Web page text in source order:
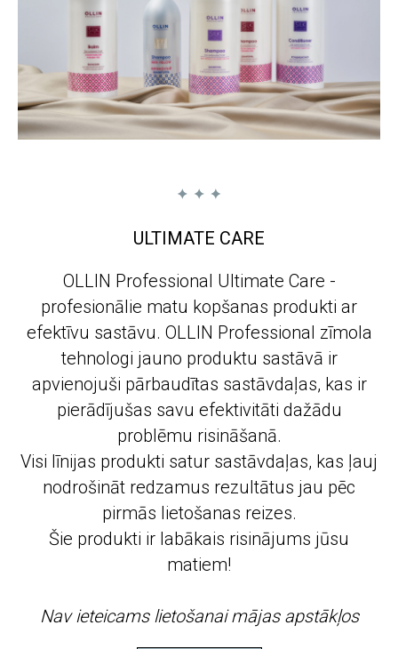
ULTIMATE CARE
OLLIN Professional Ultimate Care -
profesionālie matu kopšanas produkti ar
efektīvu sastāvu. OLLIN Professional zīmola
tehnologi jauno produktu sastāvā ir
apvienojuši pārbaudītas sastāvdaļas, kas ir
pierādījušas savu efektivitāti dažādu
problēmu risināšanā.
Visi līnijas produkti satur sastāvdaļas, kas ļauj
nodrošināt redzamus rezultātus jau pēc
pirmās lietošanas reizes.
Šie produkti ir labākais risinājums jūsu
matiem!
Nav ieteicams lietošanai mājas apstākļos